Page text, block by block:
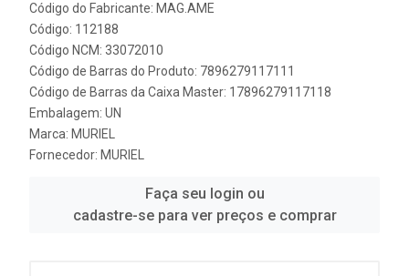
Código do Fabricante: MAG.AME
Código: 112188
Código NCM: 33072010
Código de Barras do Produto: 7896279117111
Código de Barras da Caixa Master: 17896279117118
Embalagem: UN
Marca: MURIEL
Fornecedor: MURIEL
Faça seu login ou
cadastre-se para ver preços e comprar